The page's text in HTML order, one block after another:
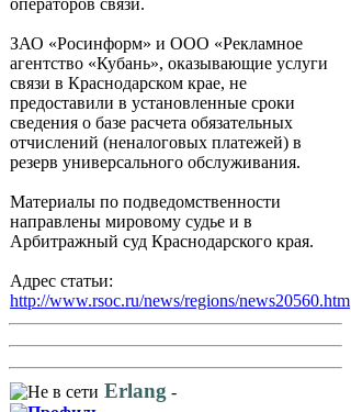
операторов связи.
ЗАО «Росинформ» и ООО «Рекламное
агентство «Кубань», оказывающие услуги
связи в Краснодарском крае, не
предоставили в установленные сроки
сведения о базе расчета обязательных
отчислений (неналоговых платежей) в
резерв универсального обслуживания.
Материалы по подведомственности
направлены мировому судье и в
Арбитражный суд Краснодарского края.
Адрес статьи:
http://www.rsoc.ru/news/regions/news20560.htm
Erlang -